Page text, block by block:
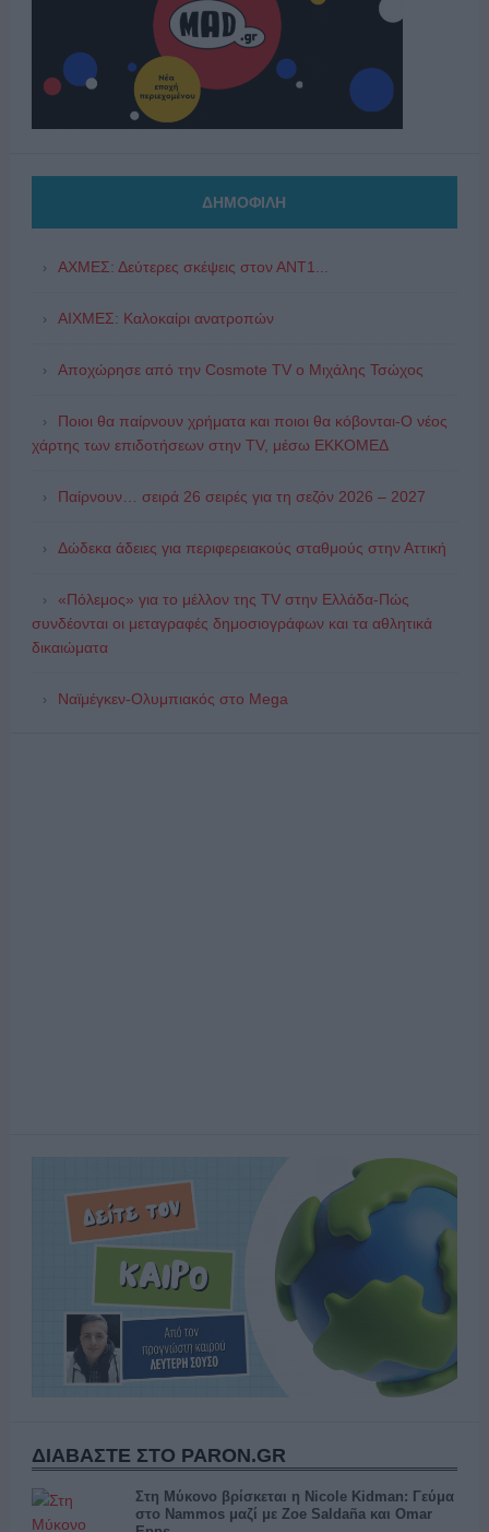
ΔΗΜΟΦΙΛΗ
ΑΧΜΕΣ: Δεύτερες σκέψεις στον ΑΝΤ1...
ΑΙΧΜΕΣ: Καλοκαίρι ανατροπών
Αποχώρησε από την Cosmote TV o Μιχάλης Τσώχος
Ποιοι θα παίρνουν χρήματα και ποιοι θα κόβονται-Ο νέος
χάρτης των επιδοτήσεων στην TV, μέσω ΕΚΚΟΜΕΔ
Παίρνουν… σειρά 26 σειρές για τη σεζόν 2026 – 2027
Δώδεκα άδειες για περιφερειακούς σταθμούς στην Αττική
«Πόλεμος» για το μέλλον της TV στην Ελλάδα-Πώς
συνδέονται οι μεταγραφές δημοσιογράφων και τα αθλητικά
δικαιώματα
Ναϊμέγκεν-Ολυμπιακός στο Mega
ΔΙΑΒΑΣΤΕ ΣΤΟ PARON.GR
Στη Μύκονο βρίσκεται η Nicole Kidman: Γεύμα
στο Nammos μαζί με Zoe Saldaña και Omar